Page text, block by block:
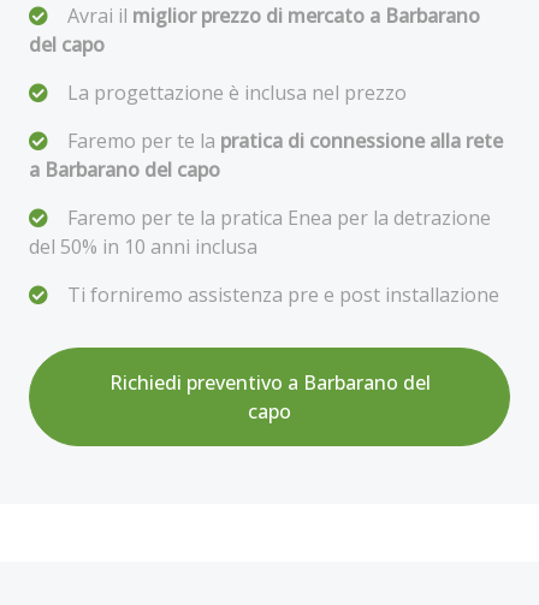
Avrai il miglior prezzo di mercato a Barbarano
del capo
La progettazione è inclusa nel prezzo
Faremo per te la pratica di connessione alla rete
a Barbarano del capo
Faremo per te la pratica Enea per la detrazione
del 50% in 10 anni inclusa
Ti forniremo assistenza pre e post installazione
Richiedi preventivo a Barbarano del
capo